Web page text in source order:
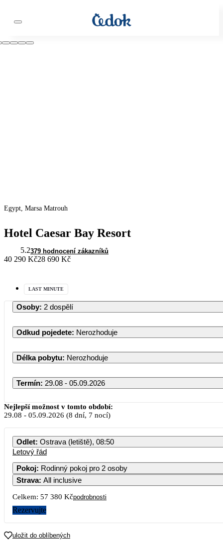
Egypt, Marsa Matrouh
Hotel Caesar Bay Resort
5.2379 hodnocení zákazníků
40 290 Kč28 690 Kč
LAST MINUTE
Osoby: 2 dospělí
Odkud pojedete: Nerozhoduje
Délka pobytu: Nerozhoduje
Termín: 29.08 - 05.09.2026
Nejlepší možnost v tomto období:
29.08 - 05.09.2026 (8 dní, 7 nocí)
Odlet: Ostrava (letiště), 08:50
Letový řád
Pokoj: Rodinný pokoj pro 2 osoby
Strava: All inclusive
Celkem: 57 380 Kčpodrobnosti
Rezervujte
uložit do oblíbených